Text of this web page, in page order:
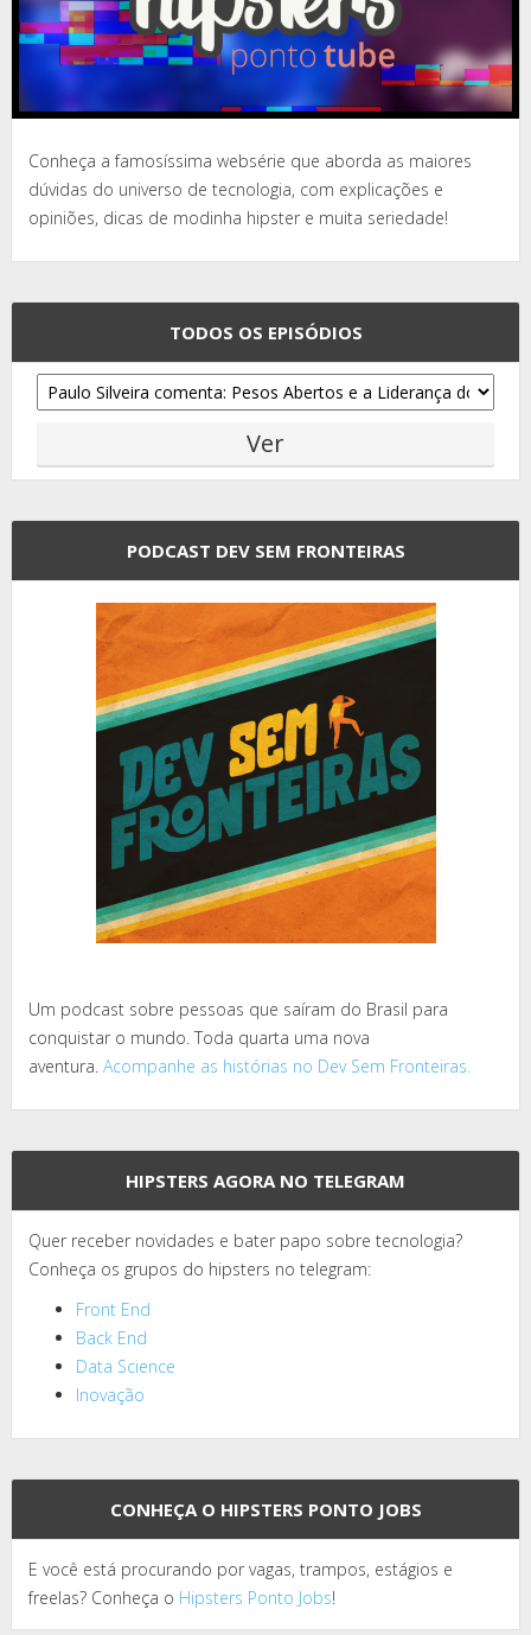
Conheça a famosíssima websérie que aborda as maiores
dúvidas do universo de tecnologia, com explicações e
opiniões, dicas de modinha hipster e muita seriedade!
TODOS OS EPISÓDIOS
PODCAST DEV SEM FRONTEIRAS
Um podcast sobre pessoas que saíram do Brasil para
conquistar o mundo. Toda quarta uma nova
aventura. Acompanhe as histórias no Dev Sem Fronteiras.
HIPSTERS AGORA NO TELEGRAM
Quer receber novidades e bater papo sobre tecnologia?
Conheça os grupos do hipsters no telegram:
Front End
Back End
Data Science
Inovação
CONHEÇA O HIPSTERS PONTO JOBS
E você está procurando por vagas, trampos, estágios e
freelas? Conheça o Hipsters Ponto Jobs!